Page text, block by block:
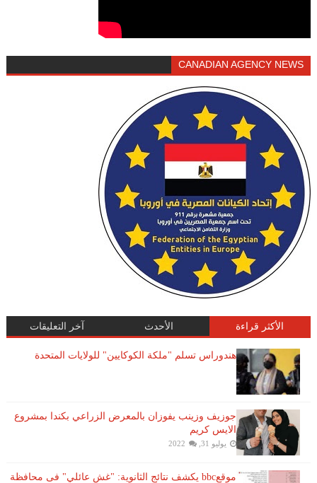
CANADIAN AGENCY NEWS
الأكثر قراءة الأحدث آخر التعليقات
هندوراس تسلم "ملكة الكوكايين" للولايات المتحدة
جوزيف وزينب يفوزان بالمعرض الزراعي بكندا بمشروع
الايس كريم
يوليو 31, 2022
موقعbbc يكشف نتائج الثانوية: "غش عائلي" فى محافظة